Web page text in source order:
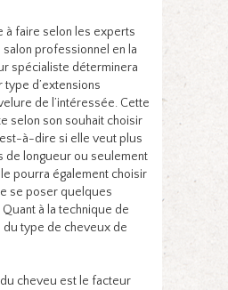
à faire selon les experts
salon professionnel en la
spécialiste déterminera
d’extensions
de l’intéressée. Cette
selon son souhait choisir
à-dire si elle veut plus
de longueur ou seulement
pourra également choisir
se poser quelques
à la technique de
type de cheveux de
cheveu est le facteur